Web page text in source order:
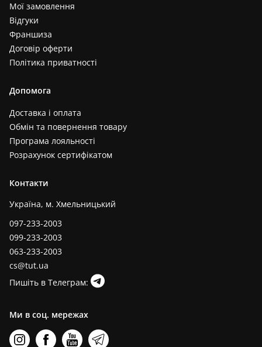
Мої замовлення
Відгуки
Франшиза
Договір оферти
Політика приватності
Допомога
Доставка і оплата
Обмін та повернення товару
Програма лояльності
Розрахунок сертифікатом
Контакти
Україна, м. Хмельницький
097-233-2003
099-233-2003
063-233-2003
cs@tut.ua
Пишіть в Телеграм:
Ми в соц. мережах